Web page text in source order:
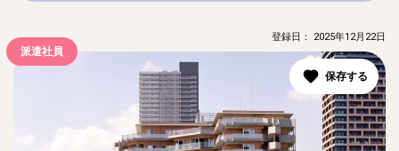
派遣社員
登録日： 2025年12月22日